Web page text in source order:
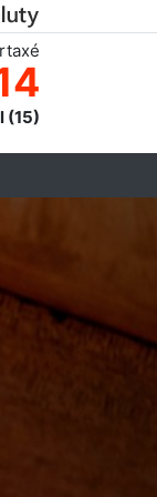
(15)